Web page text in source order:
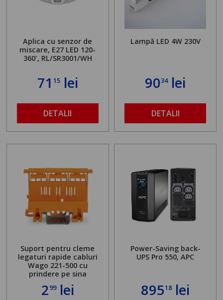
Aplica cu senzor de
miscare, E27 LED 120-
360', RL/SR3001/WH
71 15lei
DETALII
Lampă LED 4W 230V
9034lei
DETALII
Suport pentru cleme
legaturi rapide cabluri
Wago 221-500 cu
prindere pe sina
299lei
Power-Saving back-
UPS Pro 550, APC
89518lei